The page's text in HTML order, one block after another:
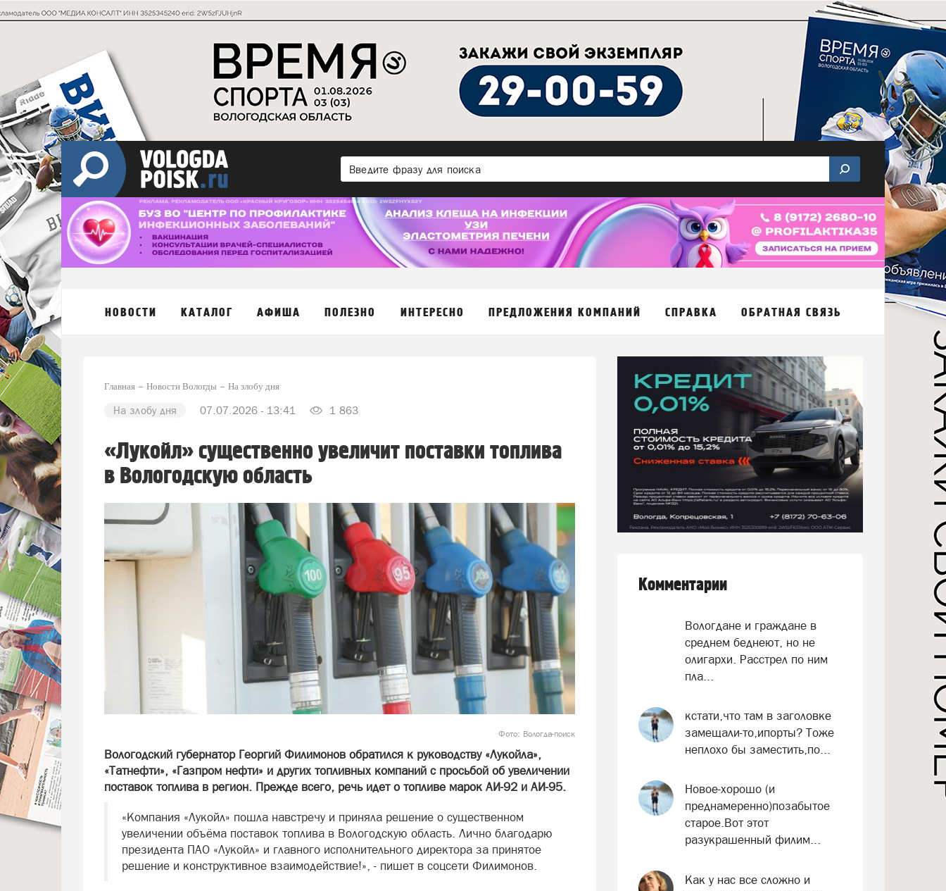
НОВОСТИ КАТАЛОГ АФИША ПОЛЕЗНО ИНТЕРЕСНО ПРЕДЛОЖЕНИЯ КОМПАНИЙ СПРАВКА ОБРАТНАЯ СВЯЗЬ
Главная Новости Вологды На злобу дня
На злобу дня 07.07.2026 - 13:41 1 863
«Лукойл» существенно увеличит поставки топлива
в Вологодскую область
Фото: Вологда-поиск
Вологодский губернатор Георгий Филимонов обратился к руководству «Лукойла»,
«Татнефти», «Газпром нефти» и других топливных компаний с просьбой об увеличении
поставок топлива в регион. Прежде всего, речь идет о топливе марок АИ-92 и АИ-95.
«Компания «Лукойл» пошла навстречу и приняла решение о существенном
увеличении объёма поставок топлива в Вологодскую область. Лично благодарю
президента ПАО «Лукойл» и главного исполнительного директора за принятое
решение и конструктивное взаимодействие!», - пишет в соцсети Филимонов.
Комментарии
Вологдане и граждане в
среднем беднеют, но не
олигархи. Расстрел по ним
пла...
кстати,что там в заголовке
замещали-то,ипорты? Тоже
неплохо бы заместить,по...
Новое-хорошо (и
преднамеренно)позабытое
старое.Вот этот
разукрашенный филим...
Как у нас все сложно и